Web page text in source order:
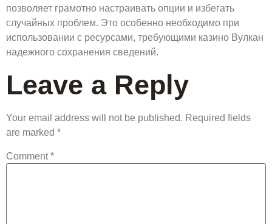
позволяет грамотно настраивать опции и избегать
случайных проблем. Это особенно необходимо при
использовании с ресурсами, требующими казино Вулкан
надежного сохранения сведений.
Leave a Reply
Your email address will not be published. Required fields
are marked *
Comment*